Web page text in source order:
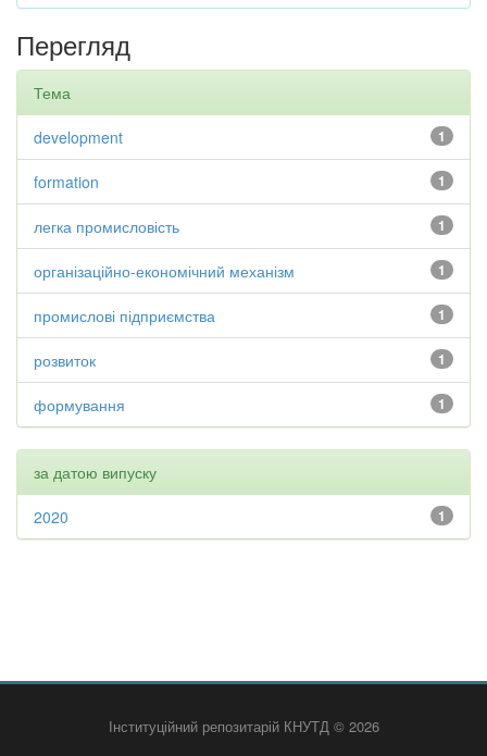
Перегляд
Тема
1
development
1
formation
1
легка промисловість
1
організаційно-економічний механізм
1
промислові підприємства
1
розвиток
1
формування
за датою випуску
1
2020
Інституційний репозитарій КНУТД © 2026